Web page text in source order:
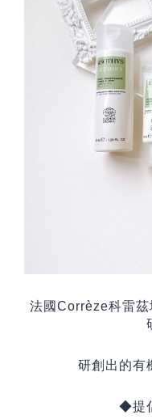
法國 Corrèze科雷茲
研創出的有
◆提